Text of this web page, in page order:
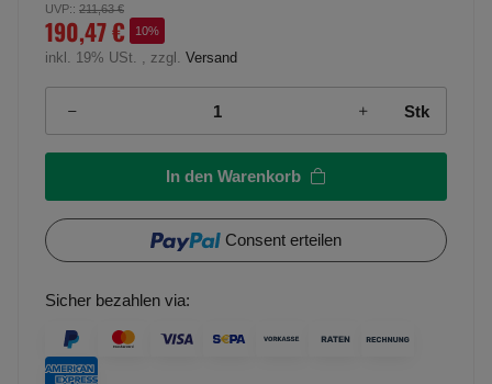
UVP:: 211,63 €
190,47 € 10%
inkl. 19% USt. , zzgl. Versand
Stk
In den Warenkorb
Consent erteilen
Sicher bezahlen via: